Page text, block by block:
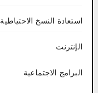
استعادة النسخ الاحتياطية
الإنترنت
البرامج الاجتماعية